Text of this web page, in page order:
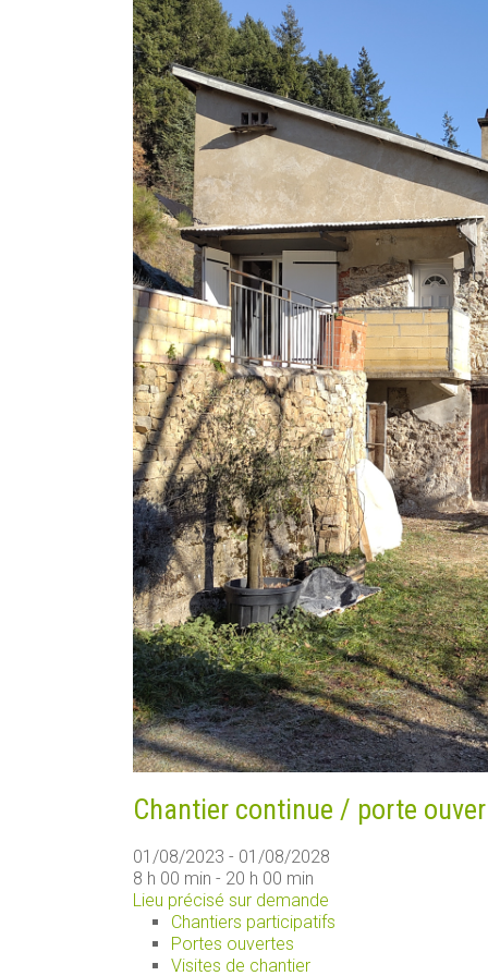
Chantier continue / porte
01/08/2023 - 01/08/2028
8 h 00 min - 20 h 00 min
Lieu précisé sur demande
Chantiers participatifs
Portes ouvertes
Visites de chantier